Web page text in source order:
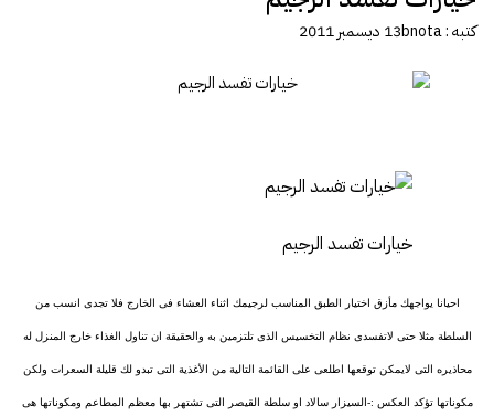
كتبه :bnota13 ديسمبر 2011
خيارات تفسد الرجيم
احيانا يواجهك مأزق اختيار الطبق المناسب لرجيمك اثناء العشاء فى الخارج فلا تجدى انسب من
السلطة مثلا حتى لاتفسدى نظام التخسيس الذى تلتزمين به والحقيقة ان تناول الغذاء خارج المنزل له
محاذيره التى لايمكن توقعها اطلعى على القائمة التالية من الأغذية التى تبدو لك قليلة السعرات ولكن
مكوناتها تؤكد العكس :-السيزار سالاد او سلطة القيصر التى تشتهر بها معظم المطاعم ومكوناتها هى